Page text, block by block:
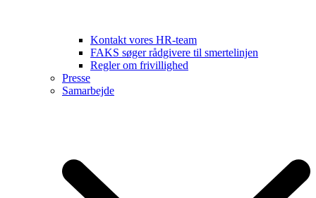
Kontakt vores HR-team
FAKS søger rådgivere til smertelinjen
Regler om frivillighed
Presse
Samarbejde